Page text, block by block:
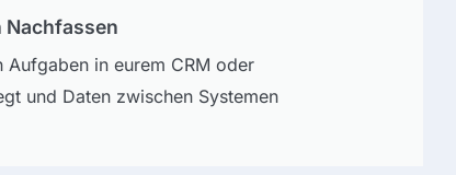
Nachfassen
in eurem CRM oder
und Daten zwischen Systemen